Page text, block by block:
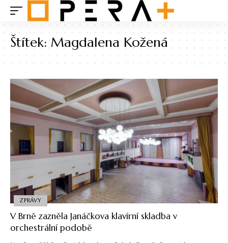
Štítek:Magdalena Kožená
ZPRÁVY
V Brně zazněla Janáčkova klavírní skladba v
orchestrální podobě